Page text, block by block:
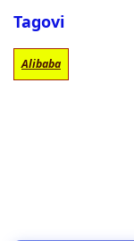
Tagovi
Alibaba